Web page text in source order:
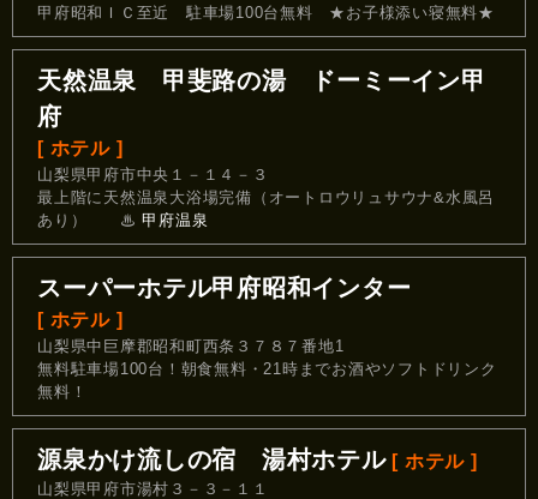
甲府昭和ＩＣ至近 駐車場100台無料 ★お子様添い寝無料★
天然温泉 甲斐路の湯 ドーミーイン甲
府
[ ホテル ]
山梨県甲府市中央１－１４－３
最上階に天然温泉大浴場完備（オートロウリュサウナ&水風呂
あり）
♨甲府温泉
スーパーホテル甲府昭和インター
[ ホテル ]
山梨県中巨摩郡昭和町西条３７８７番地1
無料駐車場100台！朝食無料・21時までお酒やソフトドリンク
無料！
源泉かけ流しの宿 湯村ホテル [ ホテル ]
山梨県甲府市湯村３－３－１１